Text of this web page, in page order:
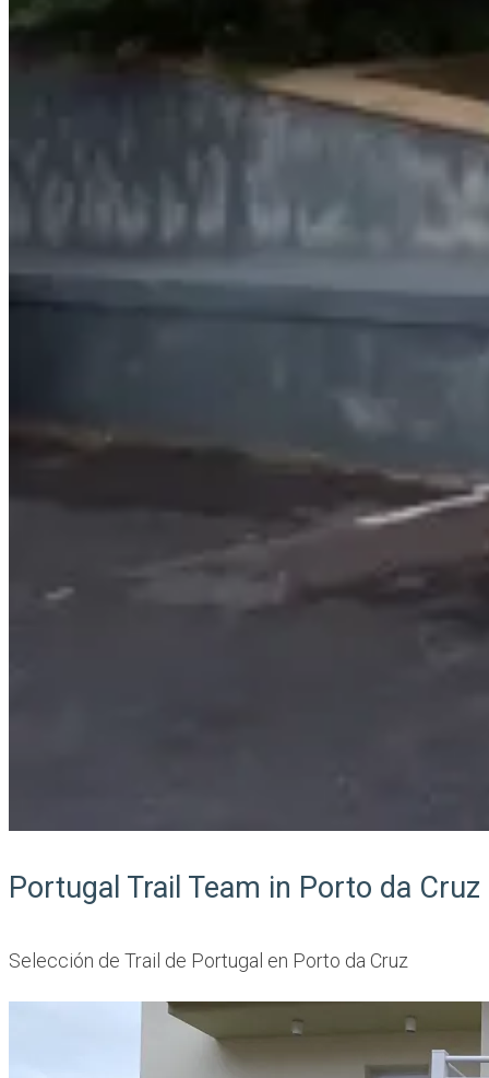
Portugal Trail Team in Porto da Cruz
Selección de Trail de Portugal en Porto da Cruz